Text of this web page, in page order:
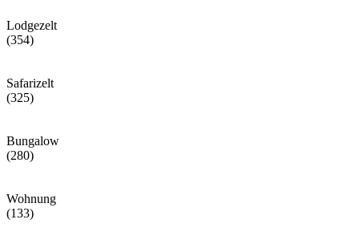
Lodgezelt
(354)
Safarizelt
(325)
Bungalow
(280)
Wohnung
(133)